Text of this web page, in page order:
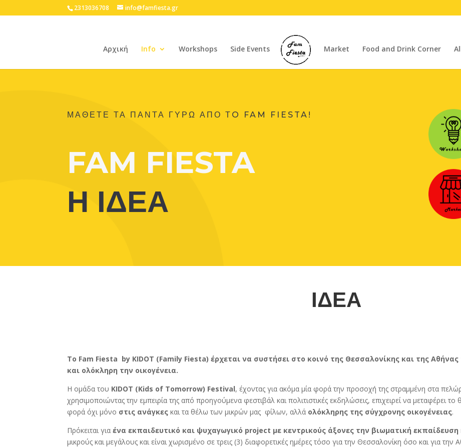
2313036708 info@famfiesta.gr
Αρχική Info Workshops Side Events Market Food and Drink Corner
ΜΆΘΕΤΕ ΤΑ ΠΑΝΤΑ ΓΥΡΩ ΑΠΟ ΤO FAM FIESTA!
FAM FIESTA
Η ΙΔΕΑ
ΙΔΕΑ
Το Fam Fiesta by KIDOT (Family Fiesta) έρχεται να συστήσει στο κοινό της Θεσσαλονίκης και της Αθήνας
και ολόκληρη την οικογένεια.
Η ομάδα του KIDOT (Kids of Tomorrow) Festival, έχοντας για ακόμα μία φορά την προσοχή της στραμμένη στα
χρησιμοποιώντας την εμπειρία της από προηγούμενα φεστιβάλ και πολιτιστικές εκδηλώσεις, επιχειρεί να μεταφέρει το
φορά όχι μόνο στις ανάγκες και τα θέλω των μικρών μας φίλων, αλλά ολόκληρης της σύγχρονης οικογένειας.
Πρόκειται γιαένα εκπαιδευτικό και ψυχαγωγικό project με κεντρικούς άξονες την βιωματική
μικρούς και μεγάλους και είναιχωρισμένο σε τρεις (3) διαφορετικές ημέρες τόσο για την Θεσσαλονίκη όσο και για την